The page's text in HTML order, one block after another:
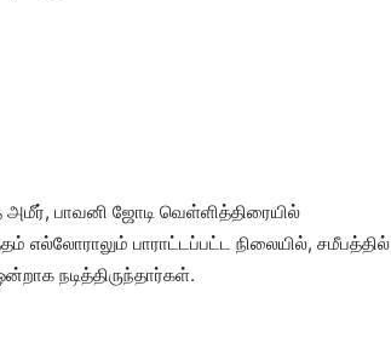
அமீர், பாவனி ஜோடி வெள்ளித்திரையில்
எல்லோராலும் பாராட்டப்பட்ட நிலையில், சமீபத்தில்
நடித்திருந்தார்கள்.